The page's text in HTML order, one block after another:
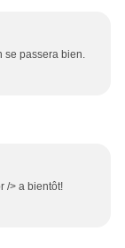
se passera bien.
/> a bientôt!